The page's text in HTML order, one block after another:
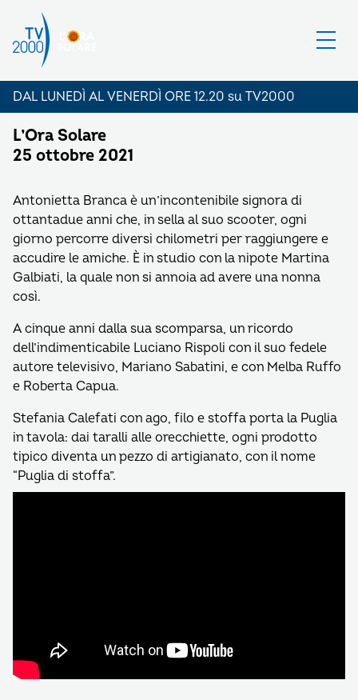
DAL LUNEDÌ AL VENERDÌ ORE 12.20 su TV2000
L’Ora Solare
25 ottobre 2021
Antonietta Branca è un’incontenibile signora di
ottantadue anni che, in sella al suo scooter, ogni
giorno percorre diversi chilometri per raggiungere e
accudire le amiche. È in studio con la nipote Martina
Galbiati, la quale non si annoia ad avere una nonna
così.
A cinque anni dalla sua scomparsa, un ricordo
dell’indimenticabile Luciano Rispoli con il suo fedele
autore televisivo, Mariano Sabatini, e con Melba Ruffo
e Roberta Capua.
Stefania Calefati con ago, filo e stoffa porta la Puglia
in tavola: dai taralli alle orecchiette, ogni prodotto
tipico diventa un pezzo di artigianato, con il nome
“Puglia di stoffa”.